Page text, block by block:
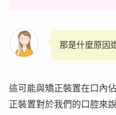
那是什麼原因
這可能與矯正裝置在口內
正裝置對於我們的口腔來